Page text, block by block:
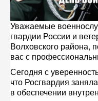
Уважаемые
гвардии России и
Волховского района,
вас с
Сегодня с
что Росгвардия
в обеспечении